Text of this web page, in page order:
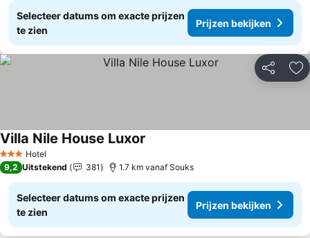
Selecteer datums om exacte prijzen
te zien
Prijzen bekijken
Delen
3 SterrenHotel
Villa Nile House Luxor
9,2 Uitstekend 381 1.7 km vanaf Souks
Selecteer datums om exacte prijzen
te zien
Prijzen bekijken